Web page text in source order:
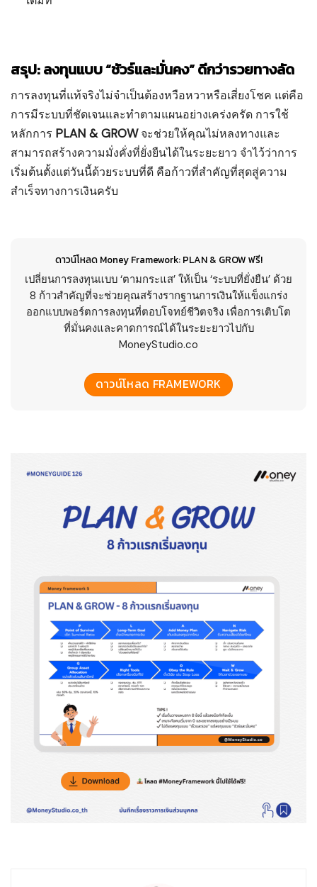
สรุป: ลงทุนแบบ “ชัวร์และมั่นคง” ดีกว่ารวยทางลัด
การลงทุนที่แท้จริงไม่จำเป็นต้องหวือหวาหรือเสี่ยงโชค แต่คือ
การมีระบบที่ชัดเจนและทำตามแผนอย่างเคร่งครัด การใช้
หลักการ PLAN & GROWจะช่วยให้คุณไม่หลงทางและ
สามารถสร้างความมั่งคั่งที่ยั่งยืนได้ในระยะยาว จำไว้ว่าการ
เริ่มต้นตั้งแต่วันนี้ด้วยระบบที่ดี คือก้าวที่สำคัญที่สุดสู่ความ
สำเร็จทางการเงินครับ
ดาวน์โหลด Money Framework: PLAN & GROW ฟรี!
เปลี่ยนการลงทุนแบบ ‘ตามกระแส’ ให้เป็น ‘ระบบที่ยั่งยืน’ ด้วย
8 ก้าวสำคัญที่จะช่วยคุณสร้างรากฐานการเงินให้แข็งแกร่ง
ออกแบบพอร์ตการลงทุนที่ตอบโจทย์ชีวิตจริง เพื่อการเติบโต
ที่มั่นคงและคาดการณ์ได้ในระยะยาวไปกับ
MoneyStudio.co
ดาวน์โหลด FRAMEWORK